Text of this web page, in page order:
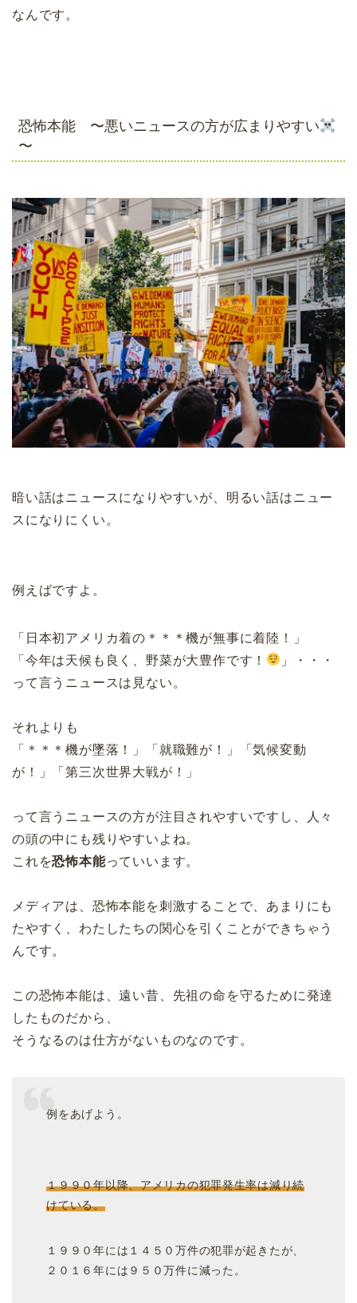
なんです。
恐怖本能 〜悪いニュースの方が広まりやすい
〜
暗い話はニュースになりやすいが、明るい話はニュー
スになりにくい。
例えばですよ。
「日本初アメリカ着の＊＊＊機が無事に着陸！」
「今年は天候も良く、野菜が大豊作です！
」・・・
って言うニュースは見ない。
それよりも
「＊＊＊機が墜落！」「就職難が！」「気候変動
が！」「第三次世界大戦が！」
って言うニュースの方が注目されやすいですし、人々
の頭の中にも残りやすいよね。
これを恐怖本能っていいます。
メディアは、恐怖本能を刺激することで、あまりにも
たやすく、わたしたちの関心を引くことができちゃう
んです。
この恐怖本能は、遠い昔、先祖の命を守るために発達
したものだから、
そうなるのは仕方がないものなのです。
例をあげよう。
１９９０年以降、アメリカの犯罪発生率は減り続
けている。
１９９０年には１４５０万件の犯罪が起きたが、
２０１６年には９５０万件に減った。